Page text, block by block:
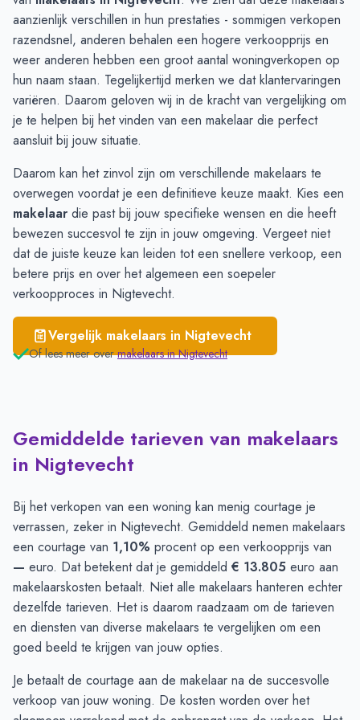
Weesp
€ 6.064
Breukelen
€ 5.951
Loenen aan de Vecht
€ 5.372
Vreeland
€ 5.156
aanzienlijk verschillen in hun prestaties - sommigen verkopen
razendsnel, anderen behalen een hogere verkoopprijs en
weer anderen hebben een groot aantal woningverkopen op
hun naam staan. Tegelijkertijd merken we dat klantervaringen
variëren. Daarom geloven wij in de kracht van vergelijking om
je te helpen bij het vinden van een makelaar die perfect
aansluit bij jouw situatie.
Daarom kan het zinvol zijn om verschillende makelaars te
overwegen voordat je een definitieve keuze maakt. Kies een
makelaar die past bij jouw specifieke wensen en die heeft
bewezen succesvol te zijn in jouw omgeving. Vergeet niet
dat de juiste keuze kan leiden tot een snellere verkoop, een
betere prijs en over het algemeen een soepeler
verkoopproces in Nigtevecht.
Vergelijk makelaars in Nigtevecht
Of lees meer over makelaars inNigtevecht
Gemiddelde tarieven van makelaars
in Nigtevecht
Bij het verkopen van een woning kan menig courtage je
verrassen, zeker in Nigtevecht. Gemiddeld nemen makelaars
een courtage van 1,10% procent op een verkoopprijs van
— euro. Dat betekent dat je gemiddeld € 13.805 euro aan
makelaarskosten betaalt. Niet alle makelaars hanteren echter
dezelfde tarieven. Het is daarom raadzaam om de tarieven
en diensten van diverse makelaars te vergelijken om een
goed beeld te krijgen van jouw opties.
Je betaalt de courtage aan de makelaar na de succesvolle
verkoop van jouw woning. De kosten worden over het